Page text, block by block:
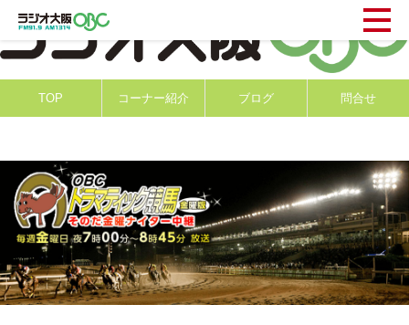
TOP コーナー紹介 ブログ 問合せ